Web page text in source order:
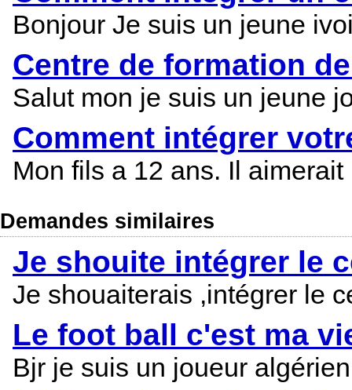
Bonjour Je suis un jeune
Centre de formation
Salut mon je suis un jeune
Comment intégrer
Mon fils a 12 ans. Il
Demandes similaires
Je shouite intégrer le
Je shouaiterais ,intégrer le
Le foot ball c'est ma
Bjr je suis un joueur